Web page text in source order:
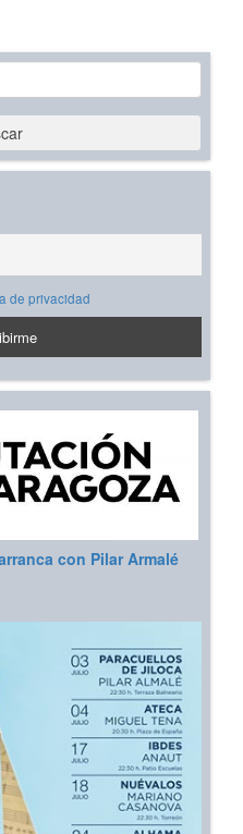
de privacidad
con Pilar Armalé